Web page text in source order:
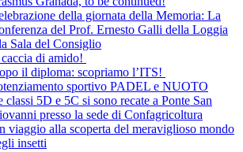
della giornata della Memoria: La
del Prof. Ernesto Galli della Loggia
Sala del Consiglio
di amido!
il diploma: scopriamo l’ITS!
sportivo PADEL e NUOTO
classi 5D e 5C si sono recate a Ponte San
presso la sede di Confagricoltura
viaggio alla scoperta del meraviglioso mondo
insetti